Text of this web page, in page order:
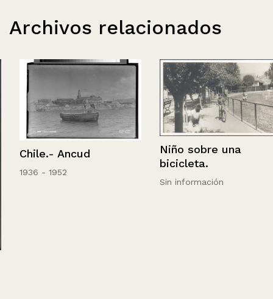
Archivos relacionados
Chile.- Ancud
1936 - 1952
Niño sobre una
bicicleta.
Sin información